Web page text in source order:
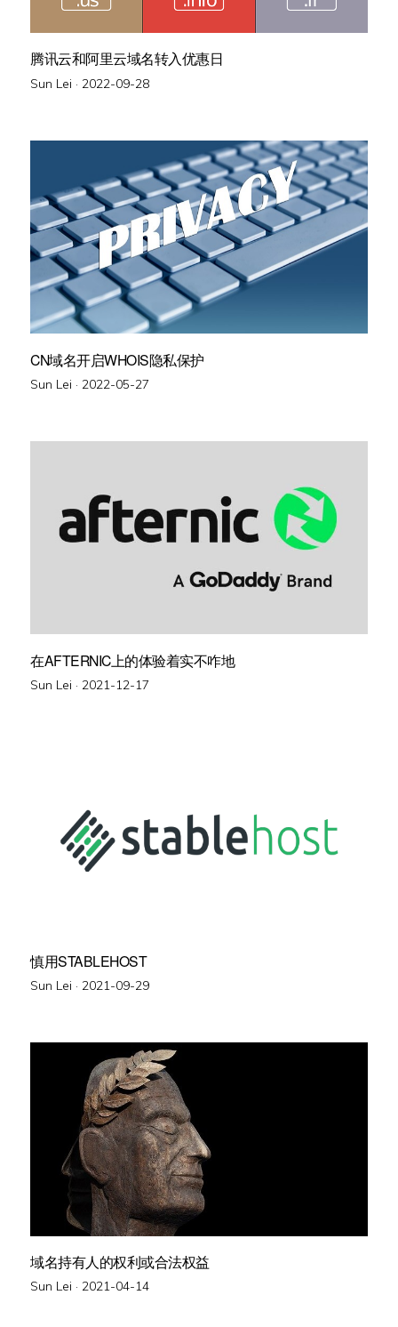
腾讯云和阿里云域名转入优惠日
Sun Lei · Posted
2022-09-28
CN域名开启WHOIS隐私保护
Sun Lei · Posted
2022-05-27
在AFTERNIC上的体验着实不咋地
Sun Lei · Posted
2021-12-17
慎用STABLEHOST
Sun Lei · Posted
2021-09-29
域名持有人的权利或合法权益
Sun Lei · Posted
2021-04-14